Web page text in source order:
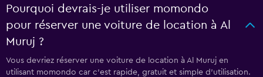
Pourquoi devrais-je utiliser momondo
pour réserver une voiture de location à Al
Muruj ?
Vous devriez réserver une voiture de location à Al Muruj en
utilisant momondo car c'est rapide, gratuit et simple d'utilisation.